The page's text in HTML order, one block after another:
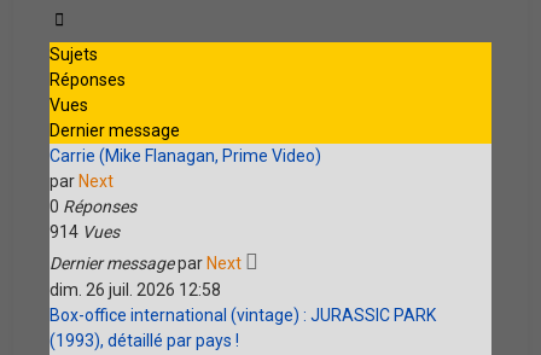
Sujets
Réponses
Vues
Dernier message
Carrie (Mike Flanagan, Prime Video)
par Next
0 Réponses
914 Vues
Dernier messagepar Next
dim. 26 juil. 2026 12:58
Box-office international (vintage) : JURASSIC PARK
(1993), détaillé par pays !